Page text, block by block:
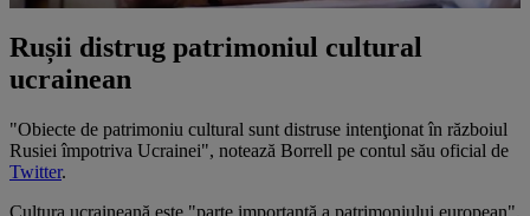
Rușii distrug patrimoniul cultural
ucrainean
"Obiecte de patrimoniu cultural sunt distruse intenţionat în războiul
Rusiei împotriva Ucrainei", notează Borrell pe contul său oficial de
Twitter.
Cultura ucraineană este "parte importantă a patrimoniului european",